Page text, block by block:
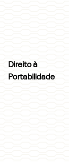
Direito à
Portabilidade